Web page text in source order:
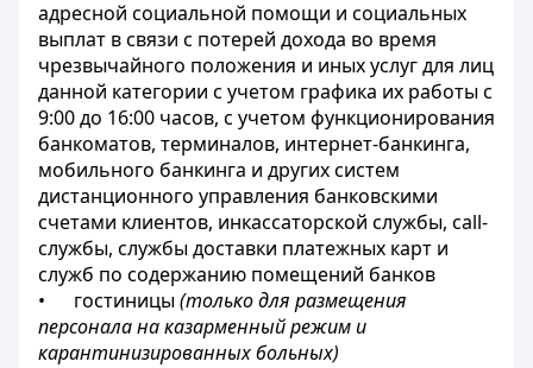
адресной социальной помощи и социальных
выплат в связи с потерей дохода во время
чрезвычайного положения и иных услуг для лиц
данной категории с учетом графика их работы с
9:00 до 16:00 часов, с учетом функционирования
банкоматов, терминалов, интернет-банкинга,
мобильного банкинга и других систем
дистанционного управления банковскими
счетами клиентов, инкассаторской службы, call-
службы, службы доставки платежных карт и
служб по содержанию помещений банков
• гостиницы(только для размещения
персонала на казарменный режим и
карантинизированных больных)